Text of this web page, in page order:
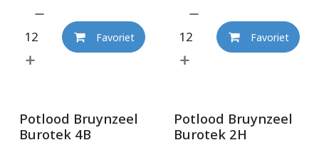
Favoriet Favoriet
Potlood Bruynzeel
Burotek 4B
Potlood Bruynzeel
Burotek 2H